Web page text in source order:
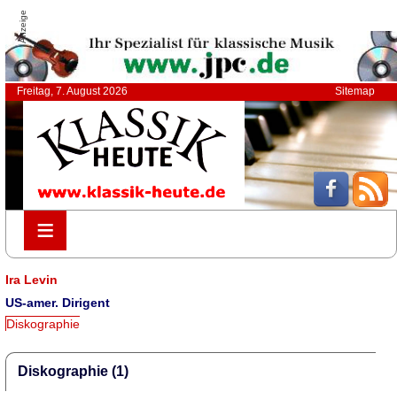
Anzeige
Freitag, 7. August 2026 Sitemap
≡
≡
Ira Levin
US-amer. Dirigent
Diskographie
Diskographie (1)